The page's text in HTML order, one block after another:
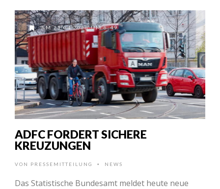
AM 29.04.2026 UM 6:49
ADFC FORDERT SICHERE
KREUZUNGEN
VON PRESSEMITTEILUNG • NEWS
Das Statistische Bundesamt meldet heute neue